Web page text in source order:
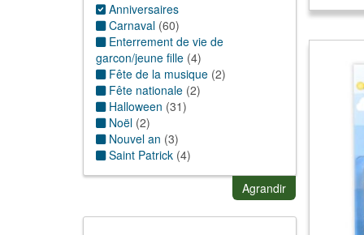
Anniversaires
Carnaval (60)
Enterrement de vie de
garcon/jeune fille (4)
Fête de la musique (2)
Fête nationale (2)
Halloween (31)
Noël (2)
Nouvel an (3)
Saint Patrick (4)
Saint valentin(3)
Agrandir